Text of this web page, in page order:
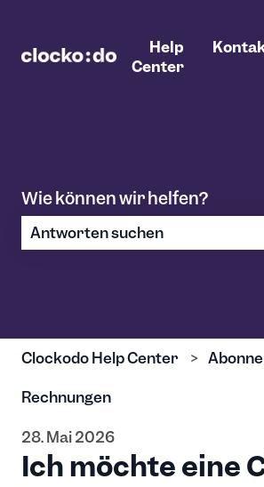
Help
Center
Wie können wir helfen?
Clockodo Help Center
Rechnungen
28. Mai 2026
Ich möchte eine